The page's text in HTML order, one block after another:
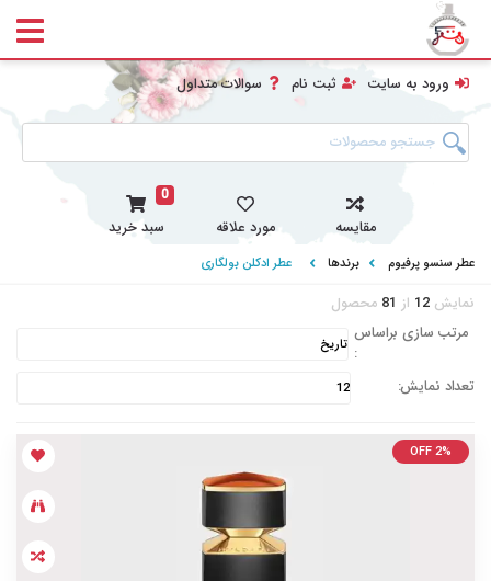
ورود به سایت ثبت نام سوالات متداول
مقایسه مورد علاقه
0
سبد خرید
عطر سنسو پرفیوم برندها عطر ادکلن بولگاری
نمایش 12 از 81 محصول
مرتب سازی براساس
:
تعداد نمایش:
OFF 2%